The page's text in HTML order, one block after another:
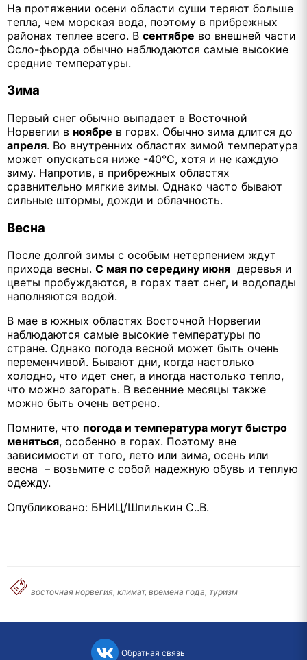
На протяжении осени области суши теряют больше
тепла, чем морская вода, поэтому в прибрежных
районах теплее всего. В сентябре во внешней части
Осло-фьорда обычно наблюдаются самые высокие
средние температуры.
Зима
Первый снег обычно выпадает в Восточной
Норвегии в ноябре в горах. Обычно зима длится до
апреля. Во внутренних областях зимой температура
может опускаться ниже -40°C, хотя и не каждую
зиму. Напротив, в прибрежных областях
сравнительно мягкие зимы. Однако часто бывают
сильные штормы, дожди и облачность.
Весна
После долгой зимы с особым нетерпением ждут
прихода весны. С мая по середину июня деревья и
цветы пробуждаются, в горах тает снег, и водопады
наполняются водой.
В мае в южных областях Восточной Норвегии
наблюдаются самые высокие температуры по
стране. Однако погода весной может быть очень
переменчивой. Бывают дни, когда настолько
холодно, что идет снег, а иногда настолько тепло,
что можно загорать. В весенние месяцы также
можно быть очень ветрено.
Помните, что погода и температура могут быстро
меняться, особенно в горах. Поэтому вне
зависимости от того, лето или зима, осень или
весна – возьмите с собой надежную обувь и теплую
одежду.
Опубликовано: БНИЦ/Шпилькин С..В.
восточная норвегия, климат, времена года, туризм
Обратная связь